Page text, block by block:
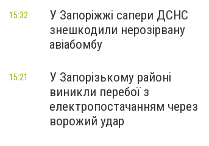
У Запоріжжі сапери ДСНС
знешкодили нерозірвану
авіабомбу
15:32
У Запорізькому районі
виникли перебої з
електропостачанням через
ворожий удар
15:21